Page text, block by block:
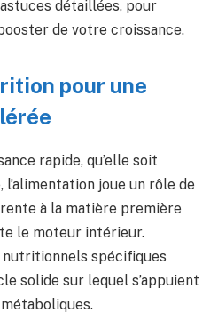
détaillées, pour
de votre croissance.
pour une
rapide, qu’elle soit
joue un rôle de
à la matière première
le moteur intérieur.
spécifiques
solide sur lequel s’appuient